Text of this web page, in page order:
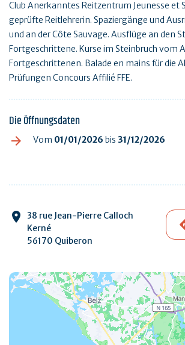
Club Anerkanntes Reitzentrum Jeunesse et
geprüfte Reitlehrerin. Spaziergänge und
und an der Côte Sauvage. Ausflüge an den
Fortgeschrittene. Kurse im Steinbruch vom
Fortgeschrittenen. Balade en mains für die
Prüfungen Concours Affilié FFE.
Die Öffnungsdaten
Vom 01/01/2026 bis 31/12/2026
38 rue Jean-Pierre Calloch
Kerné
56170 Quiberon